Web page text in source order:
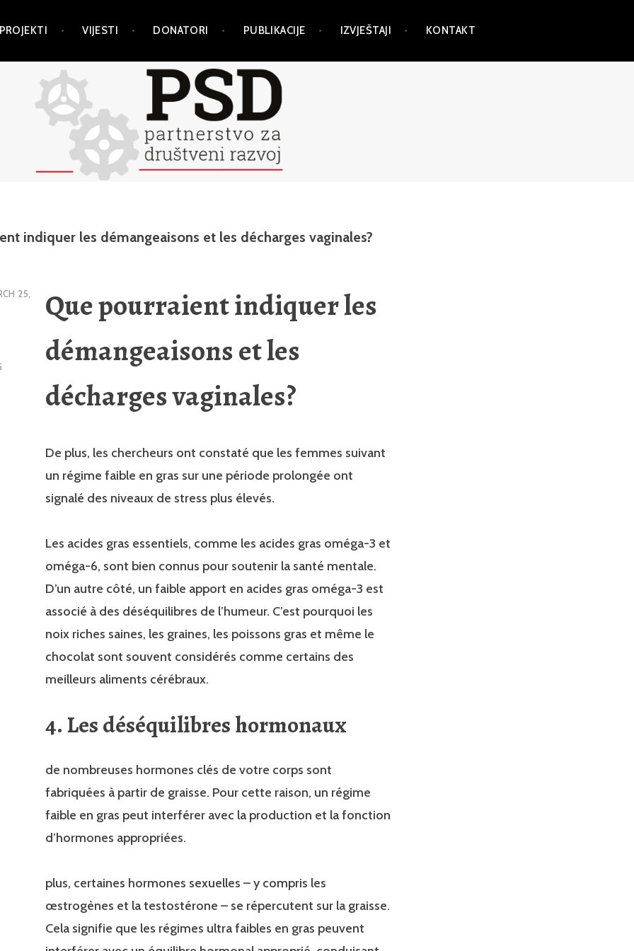
VIJESTI DONATORI PUBLIKACIJE IZVJEŠTAJI KONTAKT
indiquer les démangeaisons et les décharges vaginales?
25,
Que pourraient indiquer les
démangeaisons et les
décharges vaginales?
De plus, les chercheurs ont constaté que les femmes suivant
un régime faible en gras sur une période prolongée ont
signalé des niveaux de stress plus élevés.
Les acides gras essentiels, comme les acides gras oméga-3 et
oméga-6, sont bien connus pour soutenir la santé mentale.
D’un autre côté, un faible apport en acides gras oméga-3 est
associé à des déséquilibres de l’humeur. C’est pourquoi les
noix riches saines, les graines, les poissons gras et même le
chocolat sont souvent considérés comme certains des
meilleurs aliments cérébraux.
4. Les déséquilibres hormonaux
de nombreuses hormones clés de votre corps sont
fabriquées à partir de graisse. Pour cette raison, un régime
faible en gras peut interférer avec la production et la fonction
d’hormones appropriées.
plus, certaines hormones sexuelles – y compris les
œstrogènes et la testostérone – se répercutent sur la graisse.
Cela signifie que les régimes ultra faibles en gras peuvent